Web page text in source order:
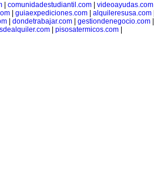
comunidadestudiantil.com videoayudas.com
| guiaexpediciones.com| alquileresusa.com|
dondetrabajar.com gestiondenegocio.com
pisosatermicos.com